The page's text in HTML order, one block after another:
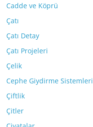
Cadde ve Köprü
Çatı
Çatı Detay
Çatı Projeleri
Çelik
Cephe Giydirme Sistemleri
Çiftlik
Çitler